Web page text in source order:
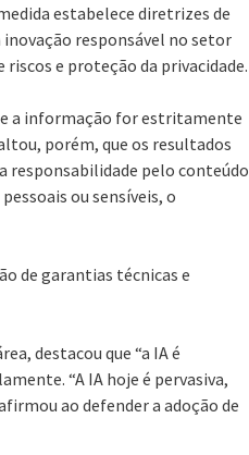
estabelece diretrizes de
responsável no setor
e proteção da privacidade.
a informação for estritamente
porém, que os resultados
responsabilidade pelo conteúdo
ou sensíveis, o
de garantias técnicas e
destacou que “a IA é
“A IA hoje é pervasiva,
ao defender a adoção de